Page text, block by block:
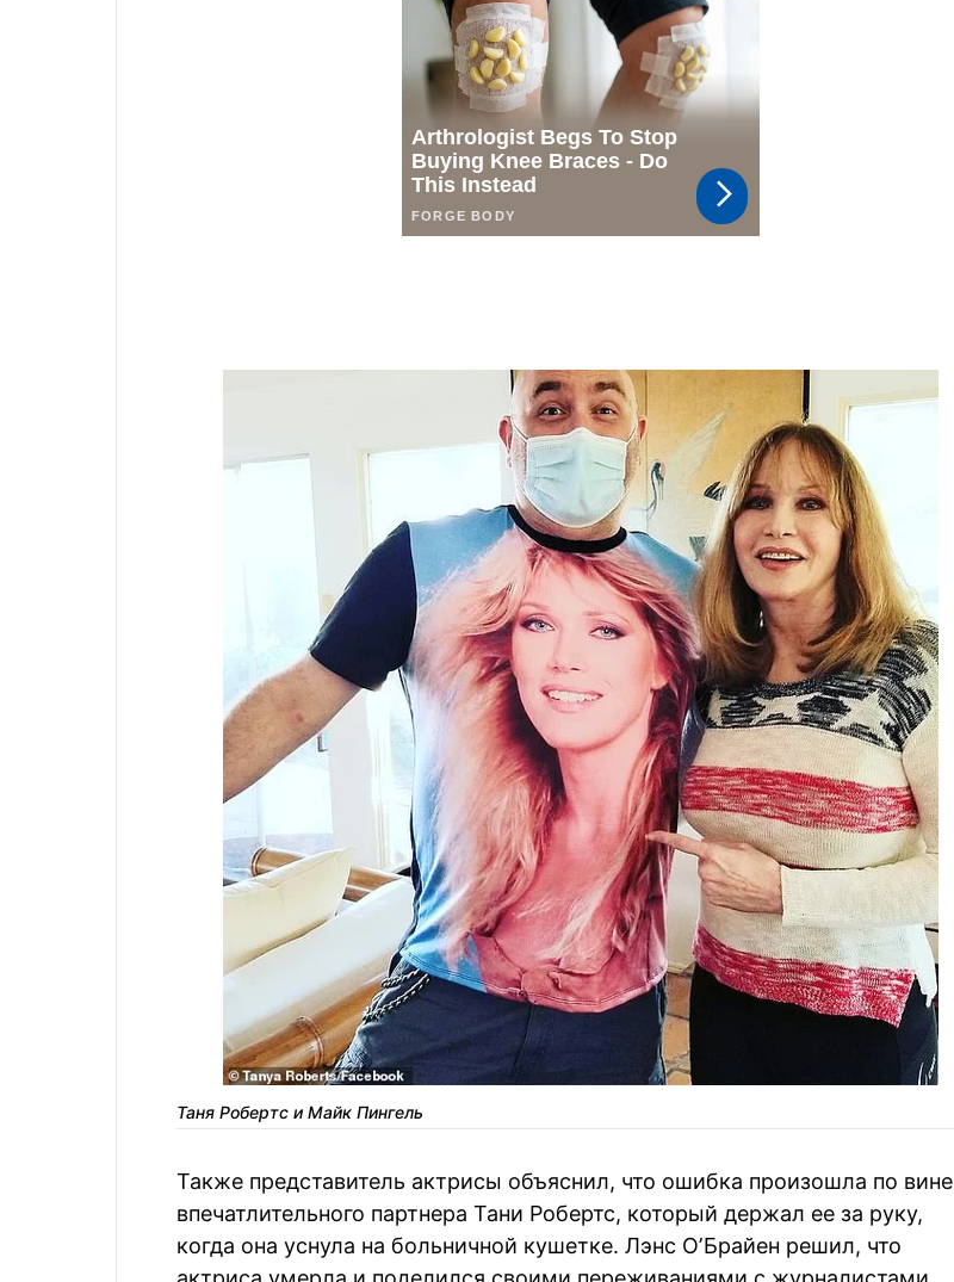
Таня Робертс и Майк Пингель
Также представитель актрисы объяснил, что ошибка произошла по вине
впечатлительного партнера Тани Робертс, который держал ее за руку,
когда она уснула на больничной кушетке. Лэнс ОʼБрайен решил, что